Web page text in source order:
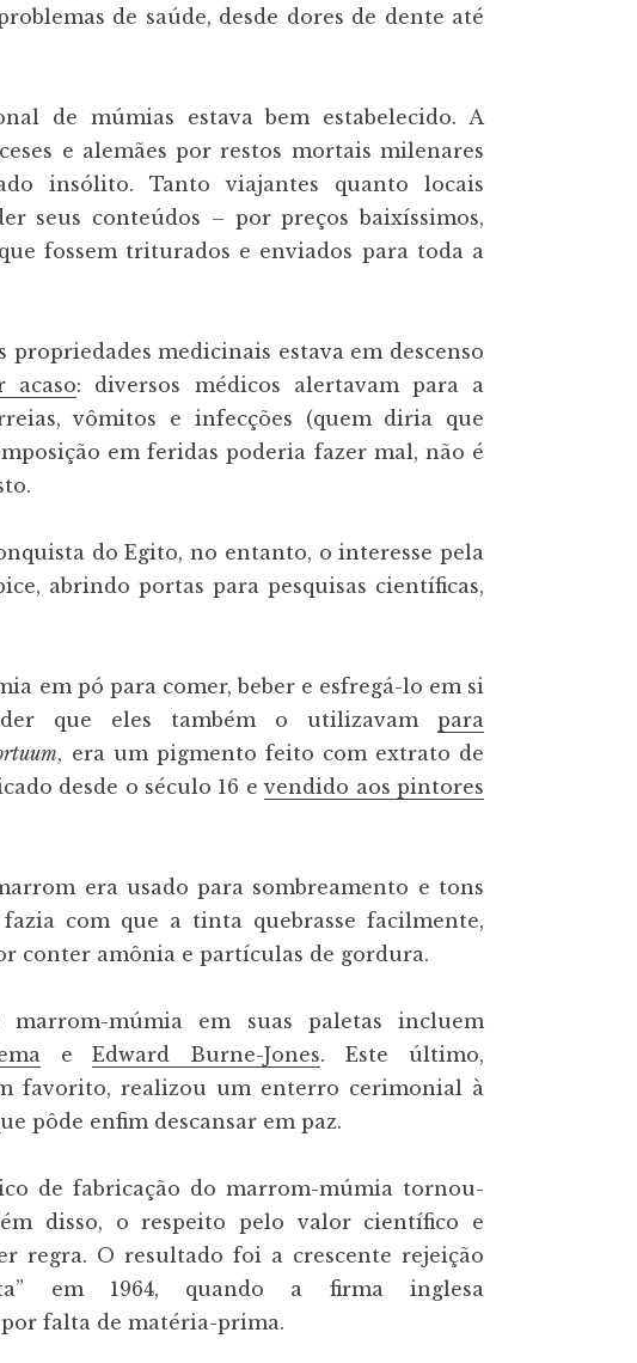
de saúde, desde dores de dente até
de múmias estava bem estabelecido. A
e alemães por restos mortais milenares
insólito. Tanto viajantes quanto locais
seus conteúdos – por preços baixíssimos,
fossem triturados e enviados para toda a
medicinais estava em descenso
acaso: diversos médicos alertavam para a
vômitos e infecções (quem diria que
em feridas poderia fazer mal, não é
do Egito, no entanto, o interesse pela
abrindo portas para pesquisas científicas,
em pó para comer, beber e esfregá-lo em si
que eles também o utilizavam para
, era um pigmento feito com extrato de
desde o século 16 evendido aos pintores
era usado para sombreamento e tons
com que a tinta quebrasse facilmente,
conter amônia e partículas de gordura.
múmia em suas paletas incluem
eEdward Burne-Jones. Este último,
favorito, realizou um enterro cerimonial à
pôde enfim descansar em paz.
de fabricação do marrom-múmia tornou-
disso, o respeito pelo valor científico e
regra. O resultado foi a crescente rejeição
em 1964, quando a firma inglesa
falta de matéria-prima.